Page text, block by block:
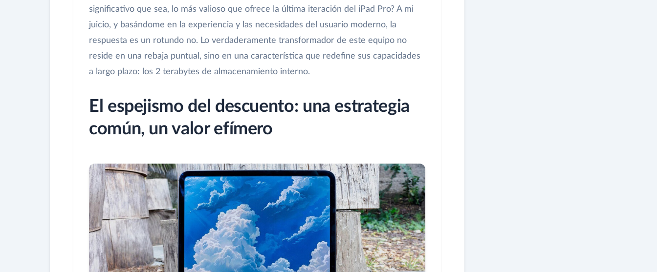
significativo que sea, lo más valioso que ofrece la última iteración del iPad Pro? A mi
juicio, y basándome en la experiencia y las necesidades del usuario moderno, la
respuesta es un rotundo no. Lo verdaderamente transformador de este equipo no
reside en una rebaja puntual, sino en una característica que redefine sus capacidades
a largo plazo: los 2 terabytes de almacenamiento interno.
El espejismo del descuento: una estrategia
común, un valor efímero